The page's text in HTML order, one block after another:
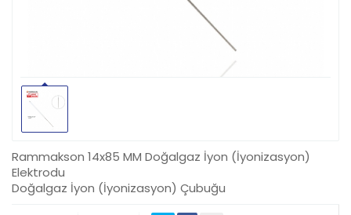
Rammakson 14x85 MM Doğalgaz İyon (İyonizasyon)
Elektrodu
Doğalgaz İyon (İyonizasyon) Çubuğu